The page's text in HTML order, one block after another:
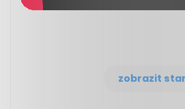
zobrazit